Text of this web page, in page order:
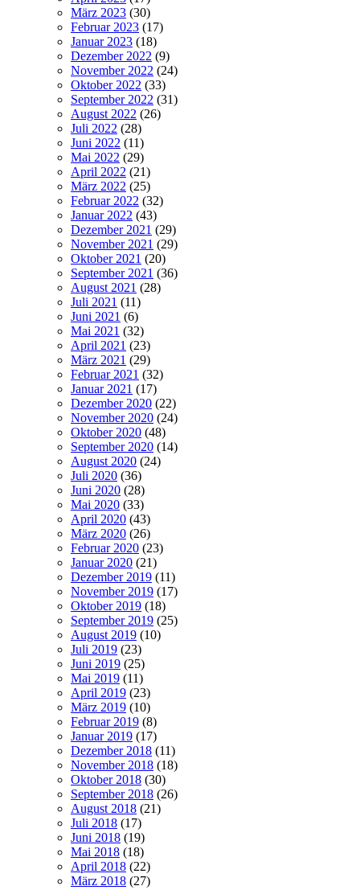
März 2023 (30)
Februar 2023 (17)
Januar 2023 (18)
Dezember 2022 (9)
November 2022 (24)
Oktober 2022 (33)
September 2022 (31)
August 2022 (26)
Juli 2022 (28)
Juni 2022 (11)
Mai 2022 (29)
April 2022 (21)
März 2022 (25)
Februar 2022 (32)
Januar 2022 (43)
Dezember 2021 (29)
November 2021 (29)
Oktober 2021 (20)
September 2021 (36)
August 2021 (28)
Juli 2021 (11)
Juni 2021 (6)
Mai 2021 (32)
April 2021 (23)
März 2021 (29)
Februar 2021 (32)
Januar 2021 (17)
Dezember 2020 (22)
November 2020 (24)
Oktober 2020 (48)
September 2020 (14)
August 2020 (24)
Juli 2020 (36)
Juni 2020 (28)
Mai 2020 (33)
April 2020 (43)
März 2020 (26)
Februar 2020 (23)
Januar 2020 (21)
Dezember 2019 (11)
November 2019 (17)
Oktober 2019 (18)
September 2019 (25)
August 2019 (10)
Juli 2019 (23)
Juni 2019 (25)
Mai 2019 (11)
April 2019 (23)
März 2019 (10)
Februar 2019 (8)
Januar 2019 (17)
Dezember 2018 (11)
November 2018 (18)
Oktober 2018 (30)
September 2018 (26)
August 2018 (21)
Juli 2018 (17)
Juni 2018 (19)
Mai 2018 (18)
April 2018 (22)
März 2018 (27)